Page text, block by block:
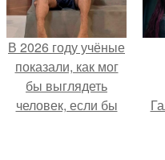
В 2026 году учёные
показали, как мог
бы выглядеть
человек, если бы